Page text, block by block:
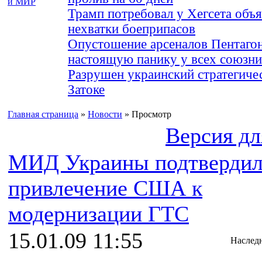
Трамп потребовал у Хегсета
нехватки боеприпасов
Опустошение арсеналов
настоящую панику у всех
Разрушен украинский
Затоке
Главная страница » Новости » Просмотр
Версия
МИД Украины
привлечение США к
модернизации ГТС
15.01.09 11:55